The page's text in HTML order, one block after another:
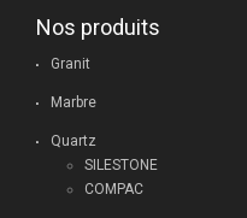
Nos produits
Granit
Marbre
Quartz
SILESTONE
COMPAC